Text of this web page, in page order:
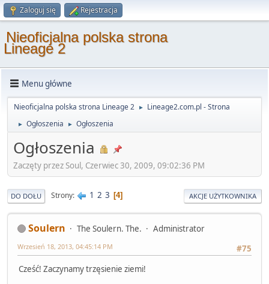
Zaloguj się Rejestracja
Nieoficjalna polska strona
Lineage 2
Menu główne
Nieoficjalna polska strona Lineage 2 ► Lineage2.com.pl - Strona
► Ogłoszenia ► Ogłoszenia
Ogłoszenia
Zaczęty przez Soul, Czerwiec 30, 2009, 09:02:36 PM
DO DOŁU Strony 1 2 3 4 AKCJE UŻYTKOWNIKA
Soulern The Soulern. The.
Administrator
#75
Wrzesień 18, 2013, 04:45:14 PM
Cześć! Zaczynamy trzęsienie ziemi!